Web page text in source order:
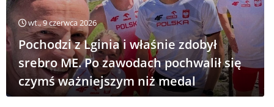
wt., 9 czerwca 2026
Pochodzi z Lginia i właśnie zdobył
srebro ME. Po zawodach pochwalił się
czymś ważniejszym niż medal